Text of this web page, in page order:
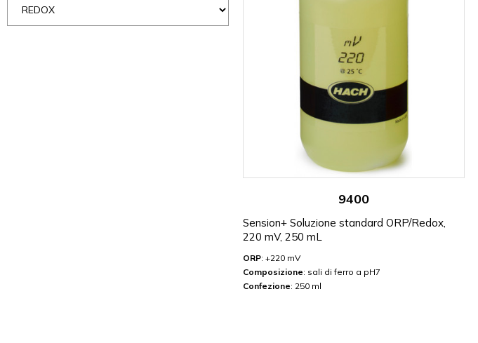
9400
Sension+ Soluzione standard ORP/Redox,
220 mV, 250 mL
ORP: +220 mV
Composizione: sali di ferro a pH7
Confezione: 250 ml